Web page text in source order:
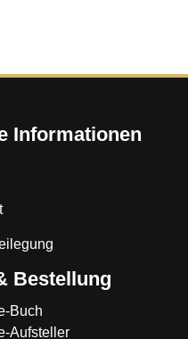
Informationen
Bestellung
Buch
Aufsteller